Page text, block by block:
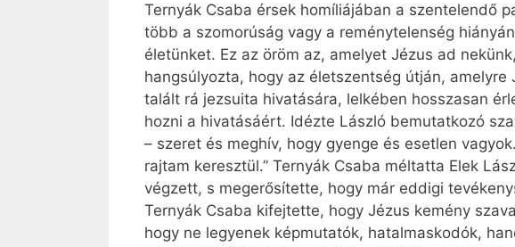
Ternyák Csaba érsek homíliájában a szentelendő
több a szomorúság vagy a reménytelenség
életünket. Ez az öröm az, amelyet Jézus ad
hangsúlyozta, hogy az életszentség útján,
talált rá jezsuita hivatására, lelkében hosszasan
hozni a hivatásáért. Idézte László bemutatkozó
– szeret és meghív, hogy gyenge és esetlen
rajtam keresztül.” Ternyák Csaba méltatta Elek
végzett, s megerősítette, hogy már eddigi
Ternyák Csaba kifejtette, hogy Jézus kemény
hogy ne legyenek képmutatók, hatalmaskodók,